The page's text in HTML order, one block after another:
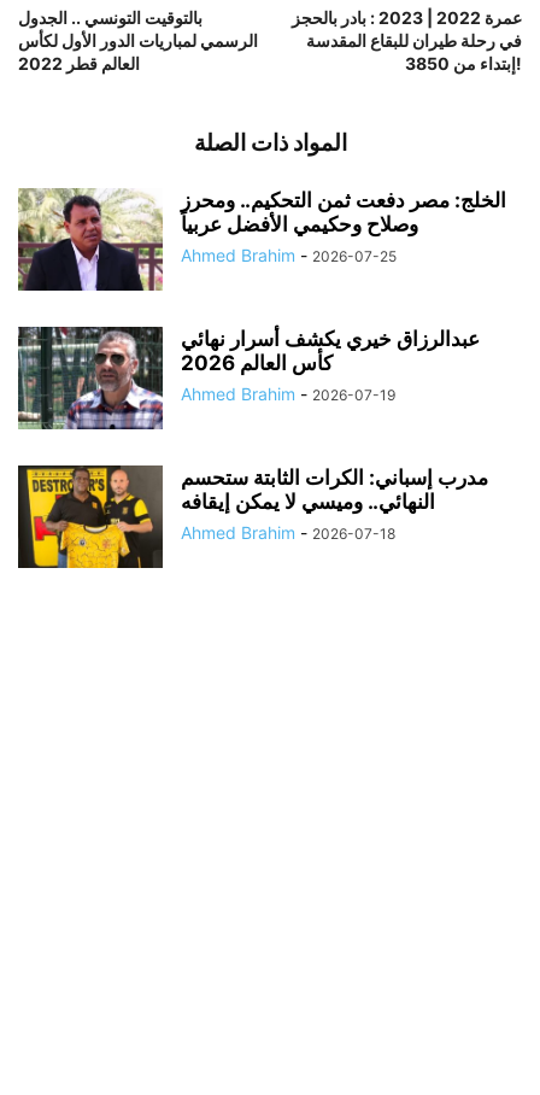
بالتوقيت التونسي .. الجدول
الرسمي لمباريات الدور الأول لكأس
العالم قطر 2022
عمرة 2022 | 2023 : بادر بالحجز
في رحلة طيران للبقاع المقدسة
إبتداء من 3850!
المواد ذات الصلة
الخلج: مصر دفعت ثمن التحكيم.. ومحرز
وصلاح وحكيمي الأفضل عربياً
Ahmed Brahim - 2026-07-25
عبدالرزاق خيري يكشف أسرار نهائي
كأس العالم 2026
Ahmed Brahim - 2026-07-19
مدرب إسباني: الكرات الثابتة ستحسم
النهائي.. وميسي لا يمكن إيقافه
Ahmed Brahim - 2026-07-18